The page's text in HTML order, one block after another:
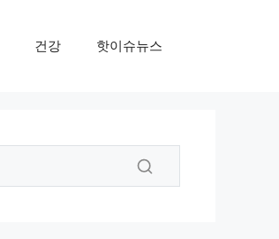
건강 핫이슈뉴스